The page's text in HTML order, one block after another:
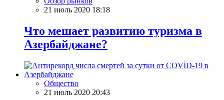
21 июль 2020 18:18
Что мешает развитию туризма в
Азербайджане?
Общество
21 июль 2020 20:43